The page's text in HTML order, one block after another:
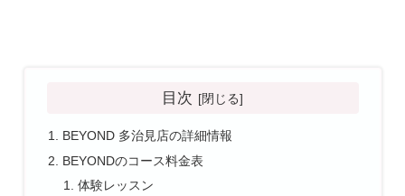
目次
BEYOND 多治見店の詳細情報
BEYONDのコース料金表
体験レッスン